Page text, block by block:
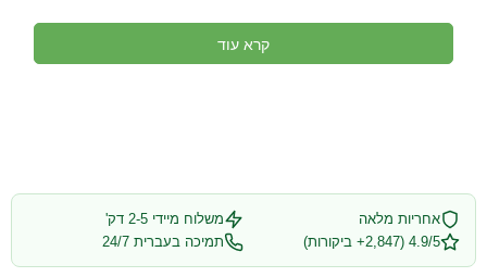
קרא עוד
אחריות מלאה
משלוח מיידי 2-5 דק'
4.9/5 (2,847+ ביקורות)
תמיכה בעברית 24/7